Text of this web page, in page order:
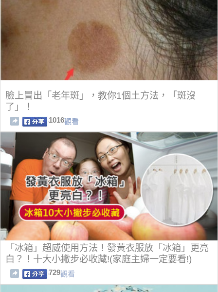
臉上冒出「老年斑」，教你1個土方法，「斑沒
了」！
1016觀看
「冰箱」超威使用方法！發黃衣服放「冰箱」更亮
白？！十大小撇步必收藏!(家庭主婦一定要看!)
729觀看